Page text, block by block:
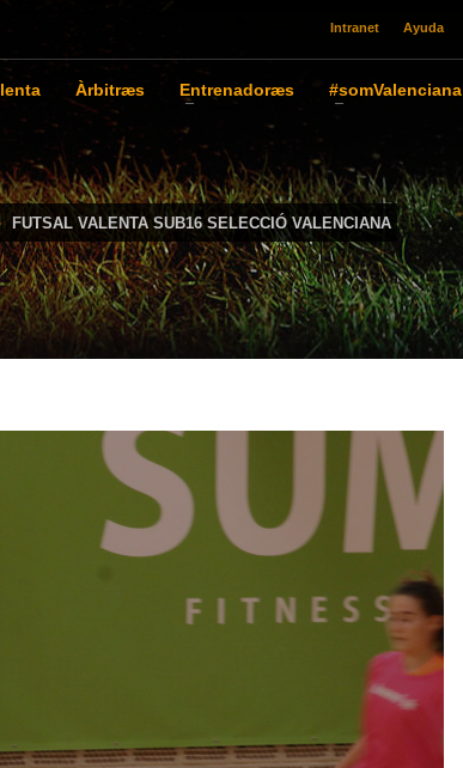
Intranet Ayuda
Àrbitræs Entrenadoræs #somValenciana
FUTSAL VALENTA SUB16 SELECCIÓ VALENCIANA